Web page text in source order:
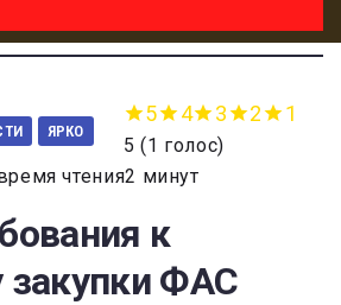
ЯРКО
5 4 3 2 1
5 (1 голос)
чтения2 минут
к
закупки ФАС